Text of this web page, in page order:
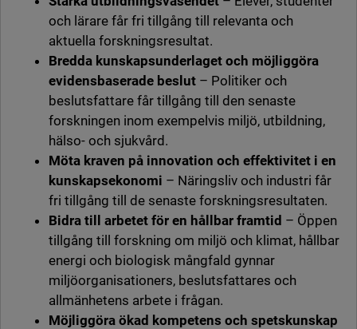
och lärare får fri tillgång till relevanta och
aktuella forskningsresultat.
Bredda kunskapsunderlaget och möjliggöra
evidensbaserade beslut – Politiker och
beslutsfattare får tillgång till den senaste
forskningen inom exempelvis miljö, utbildning,
hälso- och sjukvård.
Möta kraven på innovation och effektivitet i en
kunskapsekonomi – Näringsliv och industri får
fri tillgång till de senaste forskningsresultaten.
Bidra till arbetet för en hållbar framtid – Öppen
tillgång till forskning om miljö och klimat, hållbar
energi och biologisk mångfald gynnar
miljöorganisationers, beslutsfattares och
allmänhetens arbete i frågan.
Möjliggöra ökad kompetens och spetskunskap